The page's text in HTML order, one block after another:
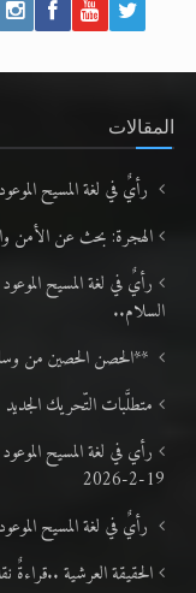
المقالات
رأيٌ في لغة المسيح
الهجرة: بحث عن الأمن
السلام..
**الحصن الحصين من
متطلَّبات التّحريك الجديد
19-2-2026
رأيٌ في لغة المسيح الموعود عليه السلام ..1
الحقيقة العرشية ..قراءةٌ